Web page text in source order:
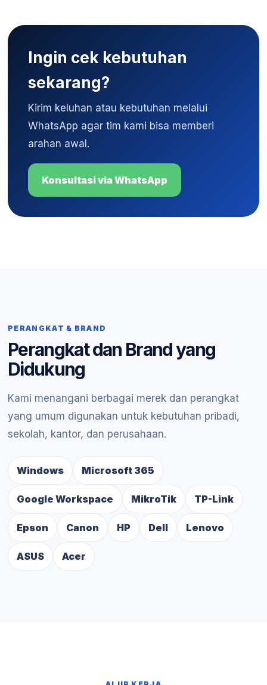
Ingin cek kebutuhan
sekarang?
Kirim keluhan atau kebutuhan melalui
WhatsApp agar tim kami bisa memberi
arahan awal.
Konsultasi via WhatsApp
PERANGKAT & BRAND
Perangkat dan Brand yang
Didukung
Kami menangani berbagai merek dan perangkat
yang umum digunakan untuk kebutuhan pribadi,
sekolah, kantor, dan perusahaan.
Windows Microsoft 365
Google Workspace MikroTik TP-Link
Epson Canon HP Dell Lenovo
ASUS Acer